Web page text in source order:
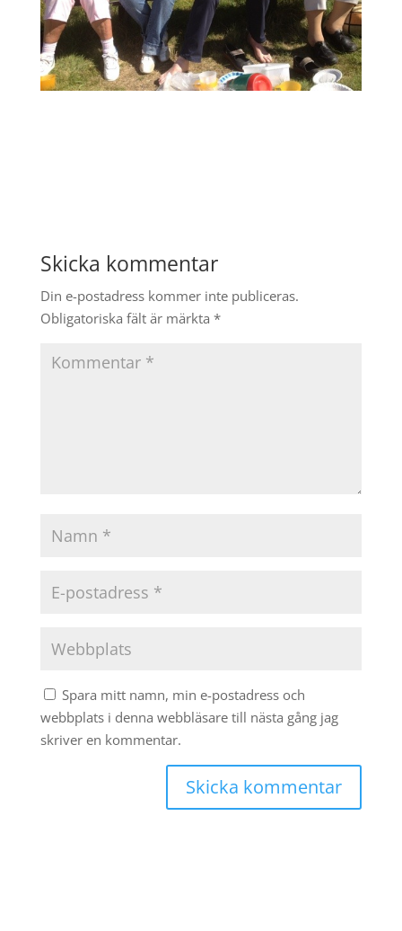
Skicka kommentar
Din e-postadress kommer inte publiceras.
Obligatoriska fält är märkta *
Spara mitt namn, min e-postadress och
webbplats i denna webbläsare till nästa gång jag
skriver en kommentar.